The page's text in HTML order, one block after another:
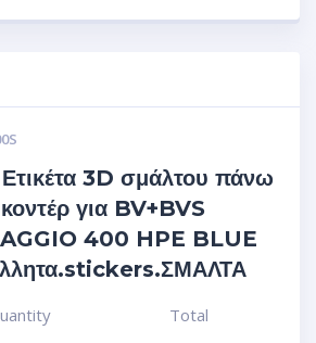
3D σμάλτου πάνω
για BV+BVS
400 HPE BLUE
Total